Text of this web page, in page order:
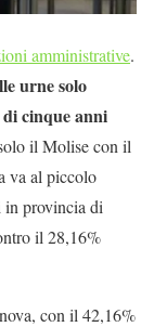
amministrative.
urne solo
cinque anni
il Molise con il
va al piccolo
provincia di
il 28,16%
con il 42,16%